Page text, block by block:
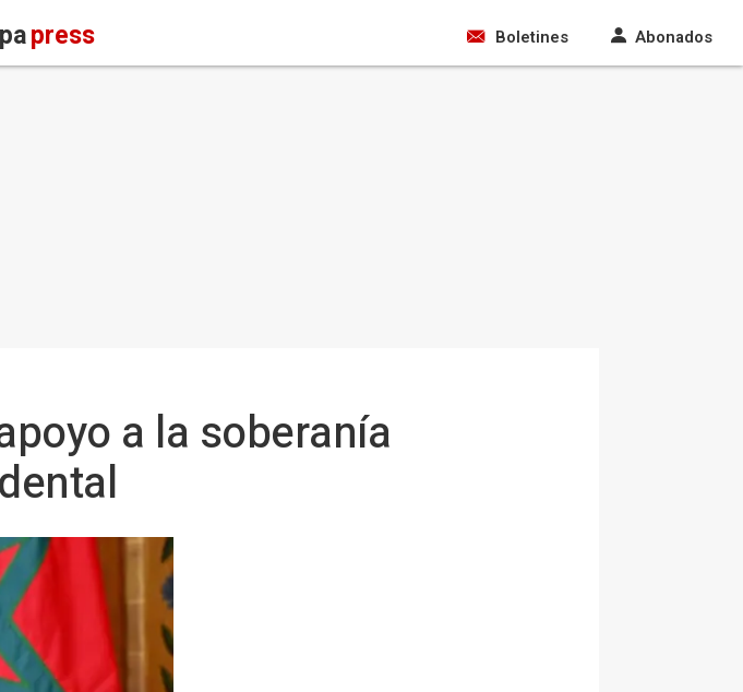
press Boletines Abonados
a la soberanía